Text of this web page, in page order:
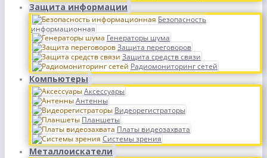
Защита информации
Безопасность
информационная
Генераторы шума
Защита переговоров
Защита средств связи
Радиомониторинг сетей
Компьютеры
Аксессуары
Антенны
Видеорегистраторы
Планшеты
Платы видеозахвата
Системы зрения
Металлоискатели